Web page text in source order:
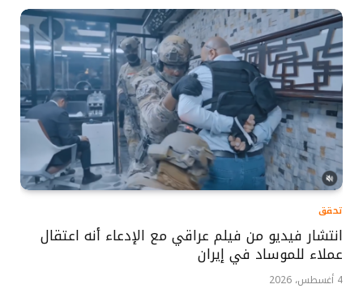
تحقق
انتشار فيديو من فيلم عراقي مع الإدعاء أنه اعتقال
عملاء للموساد في إيران
4 أغسطس، 2026